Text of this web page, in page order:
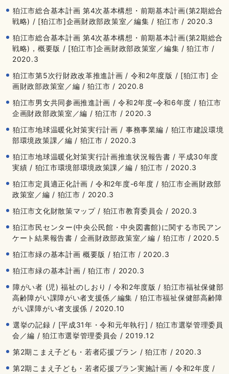
狛江市総合基本計画 第4次基本構想・前期基本計画(第2期総合
戦略) / [狛江市]企画財政部政策室／編集 / 狛江市 / 2020.3
狛江市総合基本計画 第4次基本構想・前期基本計画(第2期総合
戦略)，概要版 / [狛江市]企画財政部政策室／編集 / 狛江市 /
2020.3
狛江市第5次行財政改革推進計画 / 令和2年度版 / [狛江市] 企
画財政部政策室／編 / 狛江市 / 2020.8
狛江市男女共同参画推進計画 / 令和2年度-令和6年度 / 狛江市
企画財政部政策室／編 / 狛江市 / 2020.3
狛江市地球温暖化対策実行計画 / 事務事業編 / 狛江市建設環境
部環境政策課／編 / 狛江市 / 2020.3
狛江市地球温暖化対策実行計画推進状況報告書 / 平成30年度
実績 / 狛江市環境部環境政策課／編 / 狛江市 / 2020.3
狛江市定員適正化計画 / 令和2年度-6年度 / 狛江市企画財政部
政策室／編 / 狛江市 / 2020.3
狛江市文化財散策マップ / 狛江市教育委員会 / 2020.3
狛江市民センター(中央公民館・中央図書館)に関する市民アン
ケート結果報告書 / 企画財政部政策室／編 / 狛江市 / 2020.5
狛江市緑の基本計画 概要版 / 狛江市 / 2020.3
狛江市緑の基本計画 / 狛江市 / 2020.3
障がい者 (児) 福祉のしおり / 令和2年度版 / 狛江市福祉保健部
高齢障がい課障がい者支援係／編集 / 狛江市福祉保健部高齢障
がい課障がい者支援係 / 2020.10
選挙の記録 / [平成31年・令和元年執行] / 狛江市選挙管理委員
会／編 / 狛江市選挙管理委員会 / 2019.12
第2期こまえ子ども・若者応援プラン / 狛江市 / 2020.3
第2期こまえ子ども・若者応援プラン実施計画 / 令和2年度 /